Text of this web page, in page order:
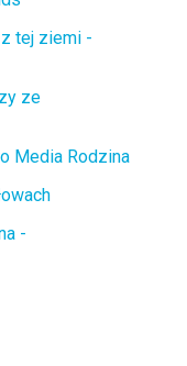
z tej ziemi -
ze
Media Rodzina
-